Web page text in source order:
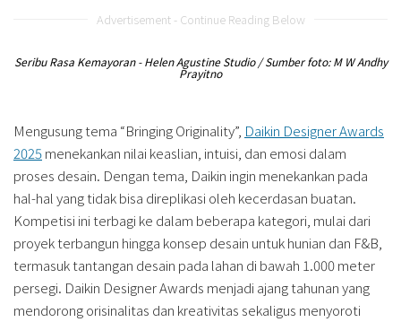
Advertisement - Continue Reading Below
Seribu Rasa Kemayoran - Helen Agustine Studio / Sumber foto: M W Andhy
Prayitno
Mengusung tema “Bringing Originality”, Daikin Designer Awards
2025menekankan nilai keaslian, intuisi, dan emosi dalam
proses desain. Dengan tema, Daikin ingin menekankan pada
hal-hal yang tidak bisa direplikasi oleh kecerdasan buatan.
Kompetisi ini terbagi ke dalam beberapa kategori, mulai dari
proyek terbangun hingga konsep desain untuk hunian dan F&B,
termasuk tantangan desain pada lahan di bawah 1.000 meter
persegi. Daikin Designer Awards menjadi ajang tahunan yang
mendorong orisinalitas dan kreativitas sekaligus menyoroti